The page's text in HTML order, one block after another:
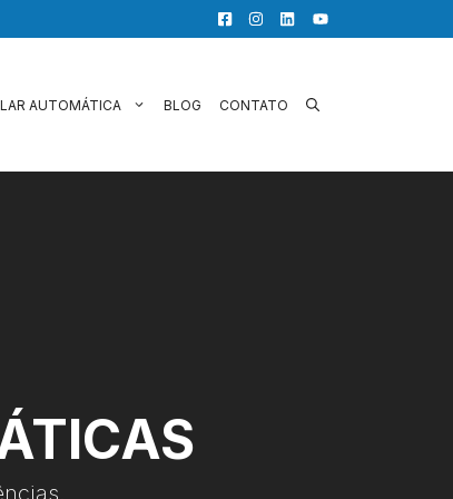
AUTOMÁTICA BLOG CONTATO